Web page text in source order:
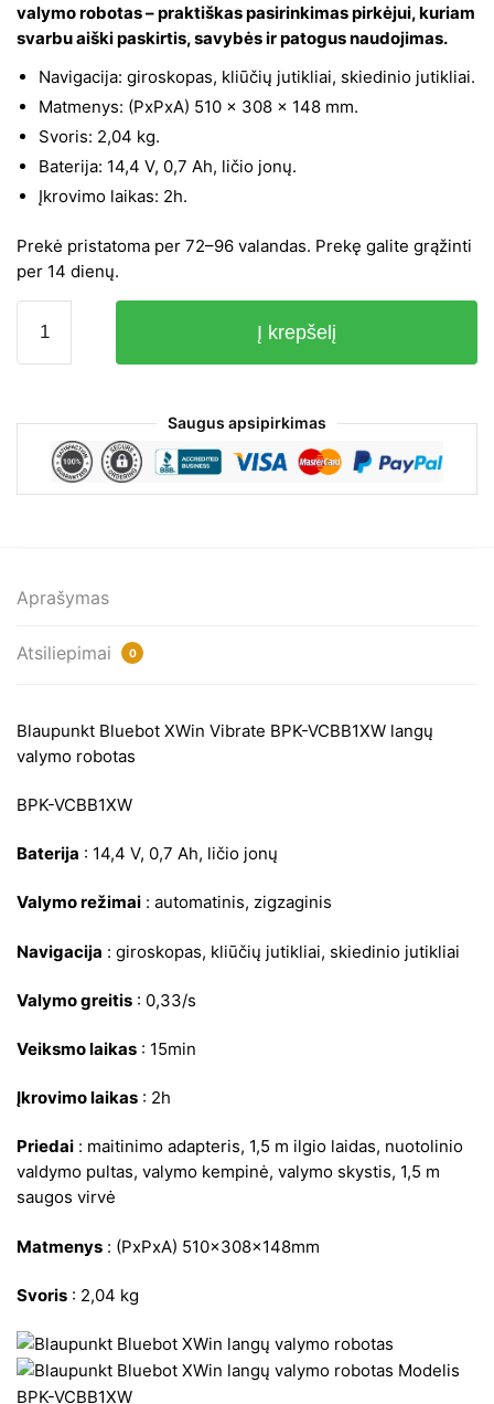
was:
3200,00 €.
is:
1392,00 €.
valymo robotas – praktiškas pasirinkimas pirkėjui, kuriam
svarbu aiški paskirtis, savybės ir patogus naudojimas.
Navigacija: giroskopas, kliūčių jutikliai, skiedinio jutikliai.
Matmenys: (PxPxA) 510 × 308 × 148 mm.
Svoris: 2,04 kg.
Baterija: 14,4 V, 0,7 Ah, ličio jonų.
Įkrovimo laikas: 2h.
Prekė pristatoma per 72–96 valandas. Prekę galite grąžinti
per 14 dienų.
kiekis:
Langų
robotas
Blaupunkt
Bluebot
XWin
Į krepšelį
Saugus apsipirkimas
Aprašymas
Atsiliepimai 0
Blaupunkt Bluebot XWin Vibrate BPK-VCBB1XW langų
valymo robotas
BPK-VCBB1XW
Baterija : 14,4 V, 0,7 Ah, ličio jonų
Valymo režimai : automatinis, zigzaginis
Navigacija : giroskopas, kliūčių jutikliai, skiedinio jutikliai
Valymo greitis : 0,33/s
Veiksmo laikas : 15min
Įkrovimo laikas : 2h
Priedai : maitinimo adapteris, 1,5 m ilgio laidas, nuotolinio
valdymo pultas, valymo kempinė, valymo skystis, 1,5 m
saugos virvė
Matmenys : (PxPxA) 510x308x148mm
Svoris : 2,04 kg